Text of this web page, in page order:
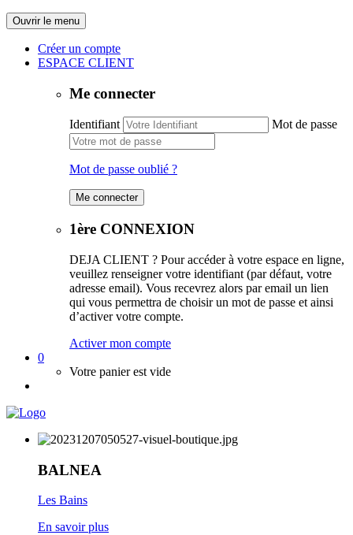
Ouvrir le menu
Créer un compte
ESPACE CLIENT
Me connecter
Identifiant Mot de passe
Mot de passe oublié ?
1ère CONNEXION
DEJA CLIENT ? Pour accéder à votre espace en ligne,
veuillez renseigner votre identifiant (par défaut, votre
adresse email). Vous recevrez alors par email un lien
qui vous permettra de choisir un mot de passe et ainsi
d’activer votre compte.
Activer mon compte
0
Votre panier est vide
BALNEA
Les Bains
En savoir plus